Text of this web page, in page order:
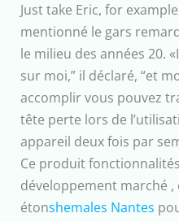
Just take Eric, for
mentionné le gars
le milieu des années 20.
sur moi,” il déclaré, “et
accomplir vous pouvez
tête perte lors de
appareil deux fois par
Ce produit
développement marché ,
étonshemales Nantes